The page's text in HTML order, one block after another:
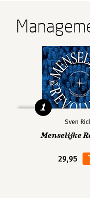
Sven
Menselijke
29,95
1